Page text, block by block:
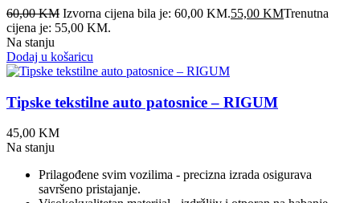
60,00KM Izvorna cijena bila je: 60,00 KM.55,00 KMTrenutna
cijena je: 55,00 KM.
Na stanju
Dodaj u košaricu
Tipske tekstilne auto patosnice – RIGUM
45,00 KM
Na stanju
Prilagođene svim vozilima - precizna izrada osigurava
savršeno pristajanje.